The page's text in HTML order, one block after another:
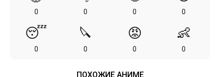
0 0 0 0
😴
0
🔪
0
😡
0
👶
0
ПОХОЖИЕ АНИМЕ